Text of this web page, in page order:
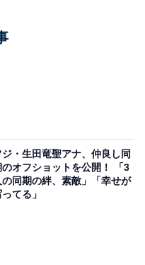
ジ・生田竜聖アナ、仲良し同
のオフショットを公開！ 「3
の同期の絆、素敵」「幸せが
てる」